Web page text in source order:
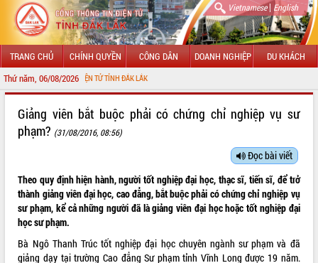
Vietnamese| English
TRANG CHỦ CHÍNH QUYỀN CÔNG DÂN DOANH NGHIỆP DU KHÁCH
Thứ năm, 06/08/2026
TIN ĐIỆN TỬ TỈNH ĐẮK LẮK
LÃNH ĐẠO UBND TỈNH
SỞ, BAN, NGÀNH
UBND CÁC XÃ, PHƯỜNG
THÔNG TIN CHỈ ĐẠO ĐIỀU HÀNH
Giảng viên bắt buộc phải có chứng chỉ nghiệp vụ sư
phạm? (31/08/2016, 08:56)
Đọc bài viết
Theo quy định hiện hành, người tốt nghiệp đại học, thạc sĩ, tiến sĩ, để trở
thành giảng viên đại học, cao đẳng, bắt buộc phải có chứng chỉ nghiệp vụ
sư phạm, kể cả những người đã là giảng viên đại học hoặc tốt nghiệp đại
học sư phạm.
Bà Ngô Thanh Trúc tốt nghiệp đại học chuyên ngành sư phạm và đã
giảng dạy tại trường Cao đẳng Sư phạm tỉnh Vĩnh Long được 19 năm.